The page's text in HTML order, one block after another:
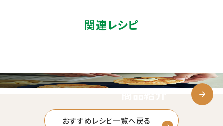
関連レシピ
おすすめレシピ一覧へ戻る